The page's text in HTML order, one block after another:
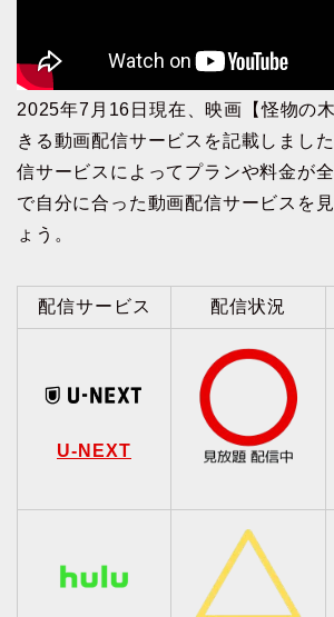
2025年7月16日現在、映画【怪物の
きる動画配信サービスを記載しまし
信サービスによってプランや料金が
で自分に合った動画配信サービスを
ょう。
配信サービス 配信状況
U-NEXT